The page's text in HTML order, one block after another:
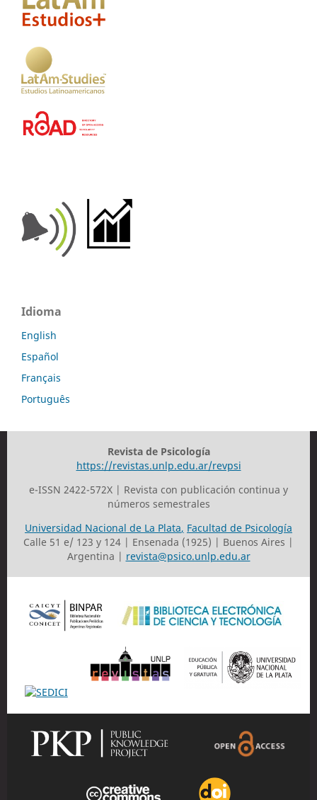
Idioma
English
Español
Français
Português
Revista de Psicología
https://revistas.unlp.edu.ar/revpsi
e-ISSN 2422-572X | Revista con publicación continua y
números semestrales
Universidad Nacional de La Plata, Facultad de Psicología
Calle 51 e/ 123 y 124 | Ensenada (1925) | Buenos Aires |
Argentina | revista@psico.unlp.edu.ar